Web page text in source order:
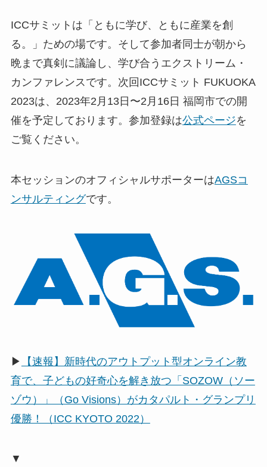
ICCサミットは「ともに学び、ともに産業を創
る。」ための場です。そして参加者同士が朝から
晩まで真剣に議論し、学び合うエクストリーム・
カンファレンスです。次回ICCサミット FUKUOKA
2023は、2023年2月13日〜2月16日 福岡市での開
催を予定しております。参加登録は公式ページを
ご覧ください。
本セッションのオフィシャルサポーターはAGSコ
ンサルティングです。
▶
【速報】新時代のアウトプット型オンライン教
育で、子どもの好奇心を解き放つ「SOZOW（ソー
ゾウ）」（Go Visions）がカタパルト・グランプリ
優勝！（ICC KYOTO 2022）
▼